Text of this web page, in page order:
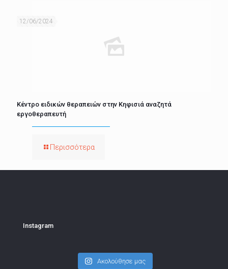
12/06/2024
Κέντρο ειδικών θεραπειών στην Κηφισιά αναζητά
εργοθεραπευτή
Περισσότερα
Instagram
Ακολούθησε μας